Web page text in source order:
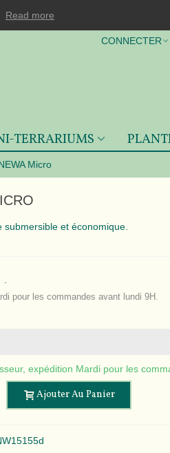
Read more
CONNECTER
TERRARIUMS
Micro
submersible et économique.
pour les commandes avant lundi 9H.
expédition Mardi pour les
Ajouter Au Panier